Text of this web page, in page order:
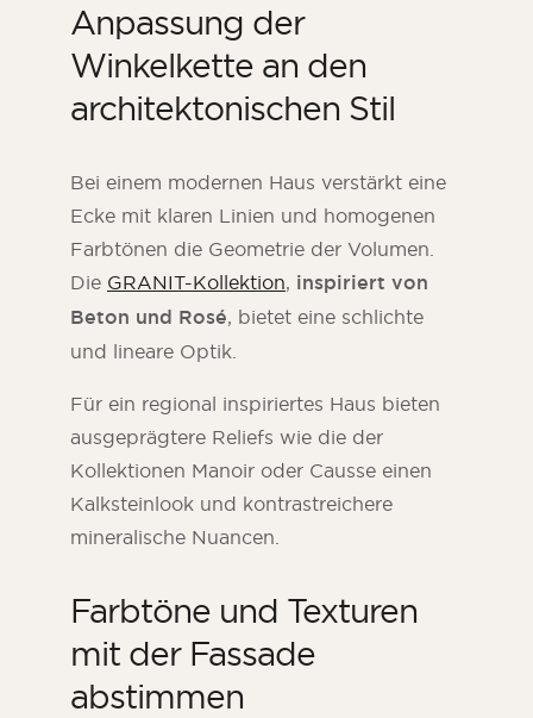
Anpassung der
Winkelkette an den
architektonischen Stil
Bei einem modernen Haus verstärkt eine
Ecke mit klaren Linien und homogenen
Farbtönen die Geometrie der Volumen.
Die GRANIT-Kollektion, inspiriert von
Beton und Rosé, bietet eine schlichte
und lineare Optik.
Für ein regional inspiriertes Haus bieten
ausgeprägtere Reliefs wie die der
Kollektionen Manoir oder Causse einen
Kalksteinlook und kontrastreichere
mineralische Nuancen.
Farbtöne und Texturen
mit der Fassade
abstimmen